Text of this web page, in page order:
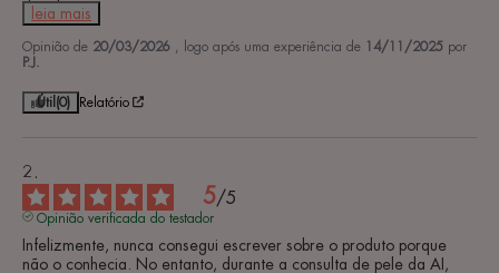
leia mais
Opinião de 20/03/2026 , logo após uma experiência de 14/11/2025 por
P.J.
Útil (0) Relatório
5/5
Opinião verificada do testador
Infelizmente, nunca consegui escrever sobre o produto porque
não o conhecia. No entanto, durante a consulta de pele da AI,